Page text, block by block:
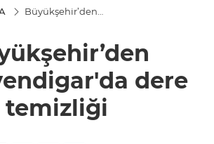
Büyükşehir’den
dere
temizliği